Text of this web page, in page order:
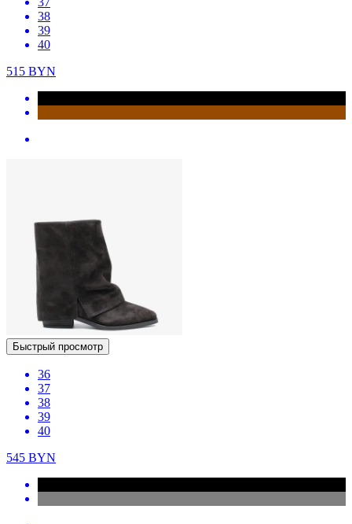
38
39
40
515 BYN
Быстрый просмотр
36
37
38
39
40
545 BYN